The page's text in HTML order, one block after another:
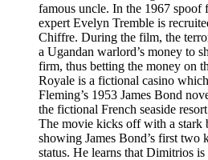
famous uncle. In the 1967 spoof
expert Evelyn Tremble is
Chiffre. During the film, the
a Ugandan warlord’s money to
firm, thus betting the money on
Royale is a fictional casino
Fleming’s 1953 James Bond
the fictional French seaside
The movie kicks off with a stark
showing James Bond’s first two
status. He learns that Dimitrios